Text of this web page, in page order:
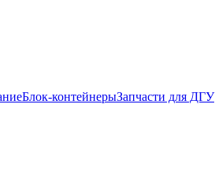
Блок-контейнерыЗапчасти для ДГУ